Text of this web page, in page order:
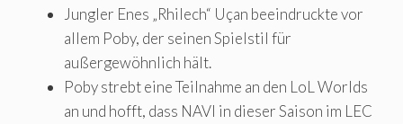
Jungler Enes „Rhilech“ Uçan beeindruckte vor
allem Poby, der seinen Spielstil für
außergewöhnlich hält.
Poby strebt eine Teilnahme an den LoL Worlds
an und hofft, dass NAVI in dieser Saison im LEC